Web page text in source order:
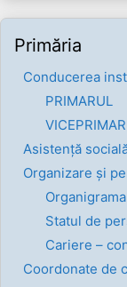
Primăria
Conducerea
PRIMARUL
Asistență
Organizare și
Organigrama
Statul de
Cariere –
Coordonate de